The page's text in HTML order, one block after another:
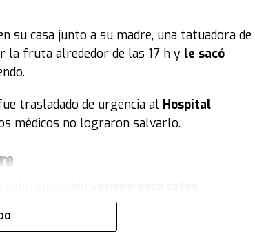
su casa junto a su madre, una tatuadora de
la fruta alrededor de las 17 h y le sacó
trasladado de urgencia al Hospital
médicos no lograron salvarlo.
una sustancia amarga para evitar que